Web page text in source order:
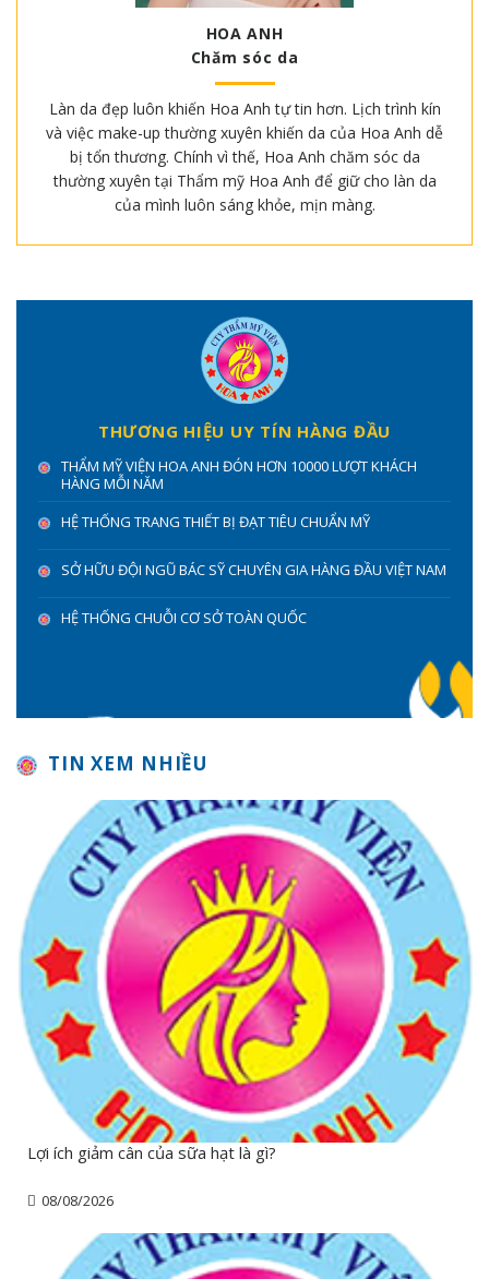
HOA ANH
Chăm sóc da
Làn da đẹp luôn khiến Hoa Anh tự tin hơn. Lịch trình kín
và việc make-up thường xuyên khiến da của Hoa Anh dễ
bị tổn thương. Chính vì thế, Hoa Anh chăm sóc da
thường xuyên tại Thẩm mỹ Hoa Anh để giữ cho làn da
của mình luôn sáng khỏe, mịn màng.
THƯƠNG HIỆU UY TÍN HÀNG ĐẦU
THẨM MỸ VIỆN HOA ANH ĐÓN HƠN 10000 LƯỢT KHÁCH
HÀNG MỖI NĂM
HỆ THỐNG TRANG THIẾT BỊ ĐẠT TIÊU CHUẨN MỸ
SỞ HỮU ĐỘI NGŨ BÁC SỸ CHUYÊN GIA HÀNG ĐẦU VIỆT NAM
HỆ THỐNG CHUỖI CƠ SỞ TOÀN QUỐC
TIN XEM NHIỀU
Lợi ích giảm cân của sữa hạt là gì?
08/08/2026